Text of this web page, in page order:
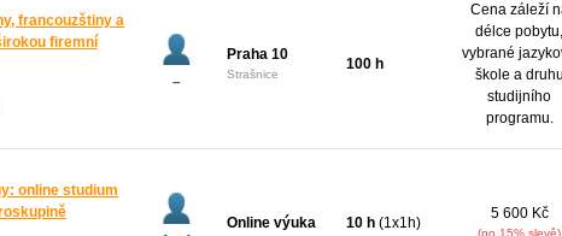
francouzštiny a
firemní
–
Praha 10
Strašnice
100 h
Cena záleží
délce pobytu,
vybrané
škole a druhu
studijního
programu.
online studium
Online výuka 10 h (1x1h)
5 600 Kč
(po 15% slevě)